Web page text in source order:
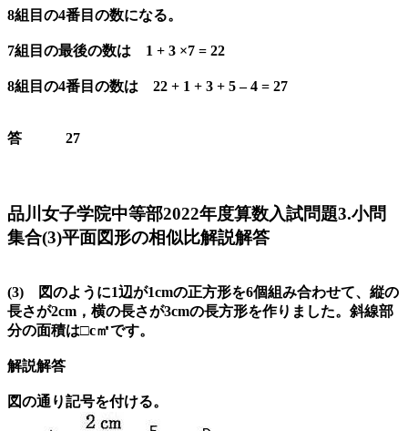
8組目の4番目の数になる。
7組目の最後の数は 1 + 3 ×7 = 22
8組目の4番目の数は 22 + 1 + 3 + 5 – 4 = 27
答 27
品川女子学院中等部2022年度算数入試問題3.小問
集合(3)平面図形の相似比解説解答
(3) 図のように1辺が1cmの正方形を6個組み合わせて、縦の
長さが2cm，横の長さが3cmの長方形を作りました。斜線部
分の面積は□c㎡です。
解説解答
図の通り記号を付ける。